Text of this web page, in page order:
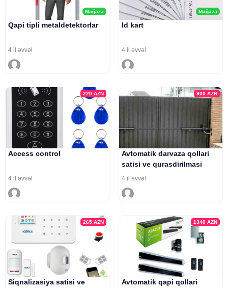
Mağaza
Qapi tipli metaldetektorlar
4 il əvvəl
Mağaza
Id kart
4 il əvvəl
220AZN
Access control
4 il əvvəl
900 AZN
Avtomatik darvaza qollari
satisi ve qurasdirilmasi
4 il əvvəl
265AZN
Siqnalizasiya satisi ve
1340 AZN
Avtomatik qapi qollari